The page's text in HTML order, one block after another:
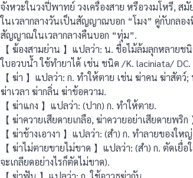
จังหวะในวงปี่พาทย์ วงเครื่องสาย หรือวงมโหรี, ส
ในเวลากลางวันเป็นสัญญาณบอก “โมง” คู่กับกลอ
สัญญาณในเวลากลางคืนบอก “ทุ่ม”.
【 ฆ้องสามย่าน 】แปลว่า: น. ชื่อไม้ล้มลุกหลายช
ใบอวบนํ้า ใช้ทํายาได้ เช่น ชนิด /K. laciniata/ DC.
【 ฆ่า 】แปลว่า: ก. ทําให้ตาย เช่น ฆ่าคน ฆ่าสัต
ฆ่าเวลา ฆ่ากลิ่น ฆ่าข้อความ.
【 ฆ่าแกง 】แปลว่า: (ปาก) ก. ทำให้ตาย.
【 ฆ่าควายเสียดายเกลือ, ฆ่าควายอย่าเสียดายพ
【 ฆ่าช้างเอางา 】แปลว่า: (สำ) ก. ทำลายของใ
【 ฆ่าไม่ตายขายไม่ขาด 】แปลว่า: (สํา) ก. ตัดเยื่
จะเกลียดอย่างไรก็ตัดไม่ขาด).